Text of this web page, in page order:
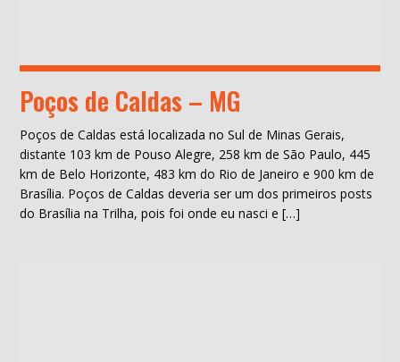
Poços de Caldas – MG
Poços de Caldas está localizada no Sul de Minas Gerais,
distante 103 km de Pouso Alegre, 258 km de São Paulo, 445
km de Belo Horizonte, 483 km do Rio de Janeiro e 900 km de
Brasília. Poços de Caldas deveria ser um dos primeiros posts
do Brasília na Trilha, pois foi onde eu nasci e […]